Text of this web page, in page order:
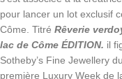
pour lancer un lot exclusif
Côme. Titré Rêverie
lac de Côme ÉDITION. il
Sotheby’s Fine Jewellery du
première Luxury Week de